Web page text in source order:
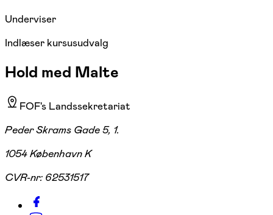
Underviser
Indlæser kursusudvalg
Hold med Malte
FOF's Landssekretariat
Peder Skrams Gade 5, 1.
1054 København K
CVR-nr: 62531517